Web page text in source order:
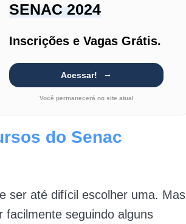
SENAC 2024
Inscrições e Vagas Grátis.
Acessar!
Você permanecerá no site atual
do Senac
ser até difícil escolher uma. Mas
facilmente seguindo alguns